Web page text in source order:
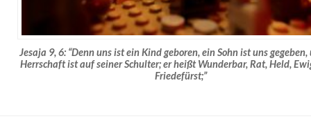
Jesaja 9, 6: “Denn uns ist ein Kind geboren, ein Sohn ist uns
Herrschaft ist auf seiner Schulter; er heißt Wunderbar, Rat, Held,
Friedefürst;”